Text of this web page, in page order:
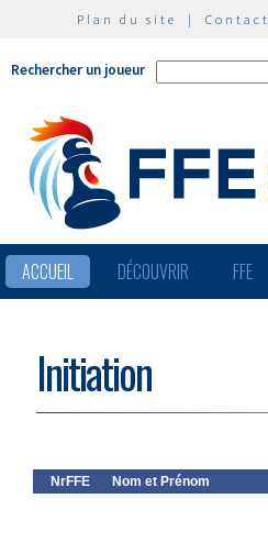
Plan du site | Contact
Rechercher un joueur
ACCUEIL DÉCOUVRIR FFE
Initiation
NrFFE Nom et Prénom